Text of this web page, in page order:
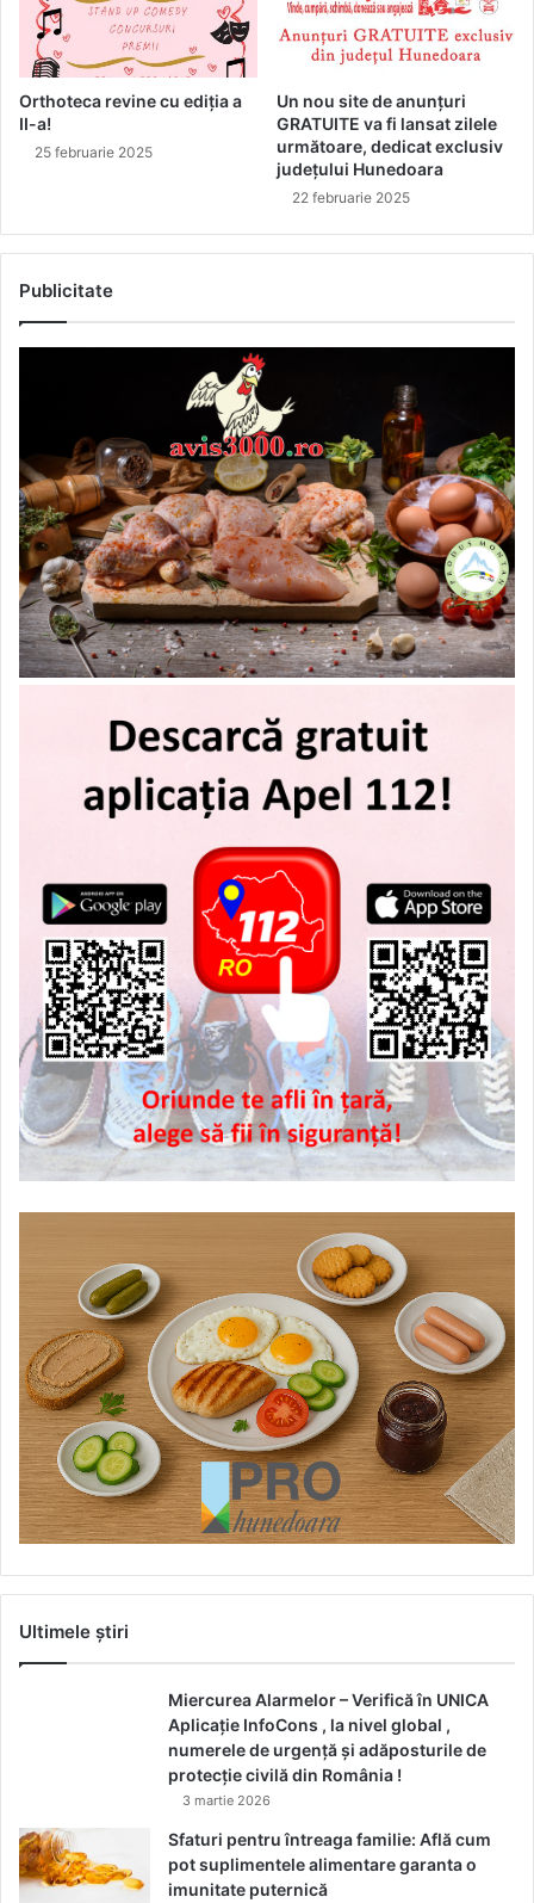
Orthoteca revine cu ediția a
II-a!
25 februarie 2025
Un nou site de anunțuri
GRATUITE va fi lansat zilele
următoare, dedicat exclusiv
județului Hunedoara
22 februarie 2025
Publicitate
Ultimele știri
Miercurea Alarmelor – Verifică în UNICA
Aplicație InfoCons , la nivel global ,
numerele de urgență și adăposturile de
protecție civilă din România !
3 martie 2026
Sfaturi pentru întreaga familie: Află cum
pot suplimentele alimentare garanta o
imunitate puternică